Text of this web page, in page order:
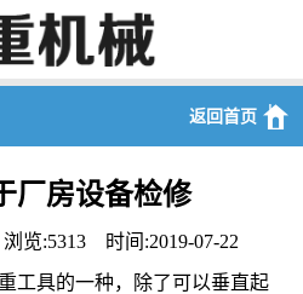
返回首页
厂房设备检修
览:5313 时间:2019-07-22
工具的一种，除了可以垂直起